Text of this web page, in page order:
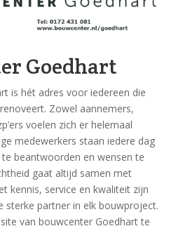
Goedhart
is hét adres voor iedereen die
Zowel aannemers,
voelen zich er helemaal
medewerkers staan iedere dag
beantwoorden en wensen te
gaat altijd samen met
kennis, service en kwaliteit zijn
sterke partner in elk bouwproject.
van bouwcenter Goedhart te